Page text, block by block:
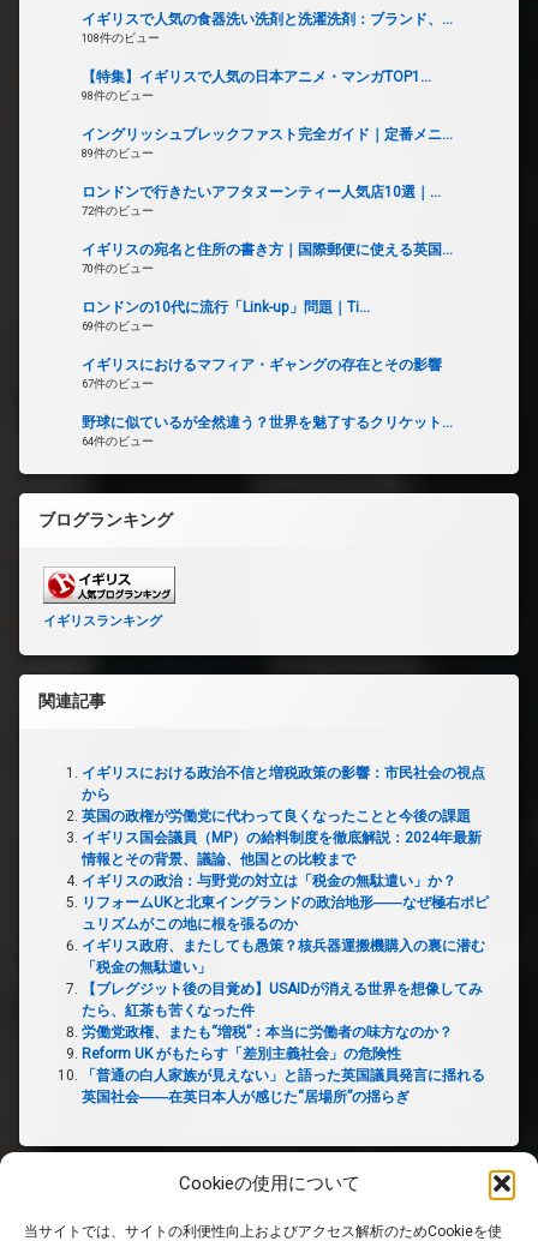
Cookieの使用について
当サイトでは、サイトの利便性向上およびアクセス解析のためCookieを使
イギリスで人気の食器洗い洗剤と洗濯洗剤：ブランド、...
108件のビュー
【特集】イギリスで人気の日本アニメ・マンガTOP1...
98件のビュー
イングリッシュブレックファスト完全ガイド｜定番メニ...
89件のビュー
ロンドンで行きたいアフタヌーンティー人気店10選｜...
72件のビュー
イギリスの宛名と住所の書き方｜国際郵便に使える英国...
70件のビュー
ロンドンの10代に流行「Link-up」問題｜Ti...
69件のビュー
イギリスにおけるマフィア・ギャングの存在とその影響
67件のビュー
野球に似ているが全然違う？世界を魅了するクリケット...
64件のビュー
ブログランキング
イギリスランキング
関連記事
イギリスにおける政治不信と増税政策の影響：市民社会の視点
から
英国の政権が労働党に代わって良くなったことと今後の課題
イギリス国会議員（MP）の給料制度を徹底解説：2024年最新
情報とその背景、議論、他国との比較まで
イギリスの政治：与野党の対立は「税金の無駄遣い」か？
リフォームUKと北東イングランドの政治地形――なぜ極右ポピ
ュリズムがこの地に根を張るのか
イギリス政府、またしても愚策？核兵器運搬機購入の裏に潜む
「税金の無駄遣い」
【ブレグジット後の目覚め】USAIDが消える世界を想像してみ
たら、紅茶も苦くなった件
労働党政権、またも“増税”：本当に労働者の味方なのか？
Reform UK がもたらす「差別主義社会」の危険性
「普通の白人家族が見えない」と語った英国議員発言に揺れる
英国社会――在英日本人が感じた“居場所”の揺らぎ